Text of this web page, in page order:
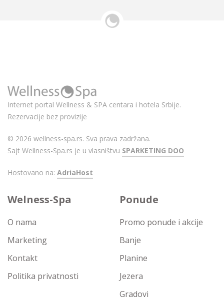
Internet portal Wellness & SPA centara i hotela Srbije.
Rezervacije bez provizije
© 2026 wellness-spa.rs. Sva prava zadržana.
Sajt Wellness-Spa.rs je u vlasništvu SPARKETING DOO
Hostovano na: AdriaHost
Welness-Spa
O nama
Marketing
Kontakt
Politika privatnosti
Ponude
Promo ponude i akcije
Banje
Planine
Jezera
Gradovi